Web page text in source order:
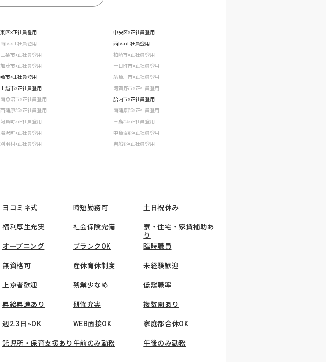
東区×正社員登用 中央区×正社員登用
南区×正社員登用 西区×正社員登用
三条市×正社員登用 柏崎市×正社員登用
加茂市×正社員登用 十日町市×正社員登用
燕市×正社員登用 糸魚川市×正社員登用
上越市×正社員登用 阿賀野市×正社員登用
南魚沼市×正社員登用 胎内市×正社員登用
西蒲原郡×正社員登用 南蒲原郡×正社員登用
阿賀町×正社員登用 三島郡×正社員登用
湯沢町×正社員登用 中魚沼郡×正社員登用
刈羽村×正社員登用 岩船郡×正社員登用
ヨコミネ式 時短勤務可 土日祝休み
福利厚生充実 社会保険完備
寮・住宅・家賃補助あ
り
オープニング ブランクOK 臨時職員
無資格可 産休育休制度 未経験歓迎
上京者歓迎 残業少なめ 低離職率
昇給昇進あり 研修充実 複数園あり
週2.3日~OK WEB面接OK 家庭都合休OK
託児所・保育支援あり 午前のみ勤務 午後のみ勤務